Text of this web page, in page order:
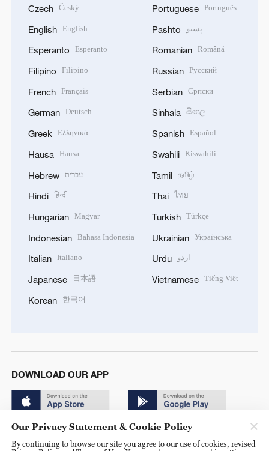
Czech Český
English English
Esperanto Esperanto
Filipino Filipino
French Français
German Deutsch
Greek Ελληνικά
Hausa Hausa
Hebrew עברית
Hindi हिन्दी
Hungarian Magyar
Indonesian Bahasa Indonesia
Italian Italiano
Japanese 日本語
Korean 한국어
Portuguese Português
Pashto پښتو
Romanian Română
Russian Русский
Serbian Српски
Sinhala සිංහල
Spanish Español
Swahili Kiswahili
Tamil தமிழ்
Thai ไทย
Turkish Türkçe
Ukrainian Українська
Urdu اردو
Vietnamese Tiếng Việt
DOWNLOAD OUR APP
Our Privacy Statement & Cookie Policy
By continuing to browse our site you agree to our use of cookies, revised